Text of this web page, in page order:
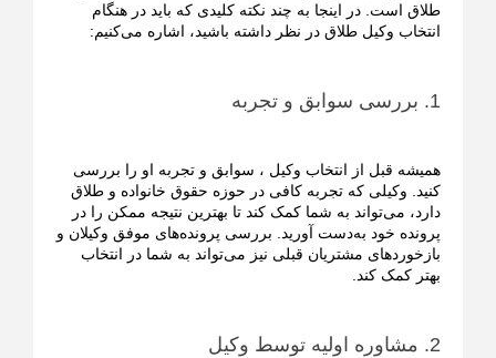
طلاق است. در اینجا به چند نکته کلیدی که باید در هنگام
انتخاب وکیل طلاق در نظر داشته باشید، اشاره می‌کنیم:
1. بررسی سوابق و تجربه
همیشه قبل از انتخاب وکیل ، سوابق و تجربه او را بررسی
کنید. وکیلی که تجربه کافی در حوزه حقوق خانواده و طلاق
دارد، می‌تواند به شما کمک کند تا بهترین نتیجه ممکن را در
پرونده خود به‌دست آورید. بررسی پرونده‌های موفق وکیلان و
بازخوردهای مشتریان قبلی نیز می‌تواند به شما در انتخاب
بهتر کمک کند.
2. مشاوره اولیه توسط وکیل